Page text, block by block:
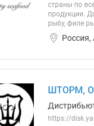
страны по
продукции.
рыбу, филе
Россия,
ШТОРМ,
https://